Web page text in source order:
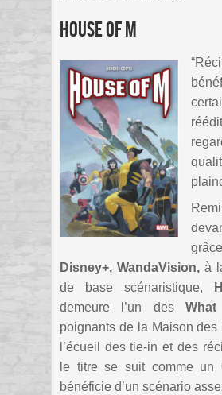
House of M
Disney+, WandaVision, à
de base scénaristique,
demeure l’un des
poignants de la Maison des
l’écueil des tie-in et des
le titre se suit comme un
bénéficie d’un scénario